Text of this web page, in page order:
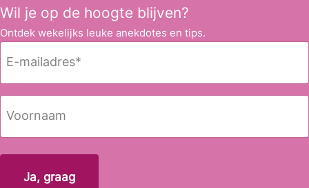
Wil je op de hoogte blijven?
Ontdek wekelijks leuke anekdotes en tips.
m
l
a
a
m